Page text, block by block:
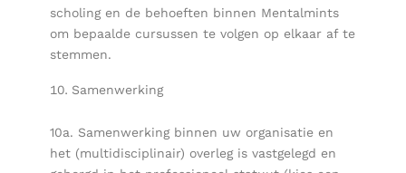
scholing en de behoeften binnen Mentalmints
om bepaalde cursussen te volgen op elkaar af te
stemmen.
Samenwerking
10a. Samenwerking binnen uw organisatie en
het (multidisciplinair) overleg is vastgelegd en